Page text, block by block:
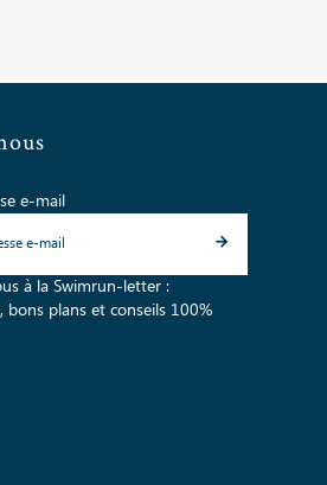
e-mail
à la Swimrun-letter :
bons plans et conseils 100%